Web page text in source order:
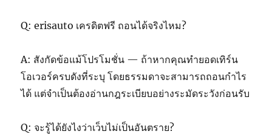
Q: erisauto เครดิตฟรี ถอนได้จริงไหม?
A: สังกัดข้อแม้โปรโมชั่น — ถ้าหากคุณทำยอดเทิร์น
โอเวอร์ครบดังที่ระบุ โดยธรรมดาจะสามารถถอนกำไร
ได้ แต่จำเป็นต้องอ่านกฎระเบียบอย่างระมัดระวังก่อนรับ
Q: จะรู้ได้ยังไงว่าเว็บไม่เป็นอันตราย?